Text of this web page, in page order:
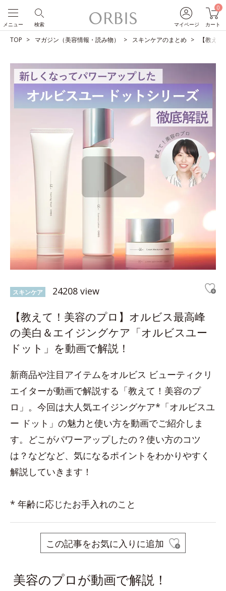
マイページ
0
カート
検索
メニュー
TOP マガジン（美容情報・読み物） スキンケアのまとめ 【教え
スキンケア 24208 view
【教えて！美容のプロ】オルビス最高峰
の美白＆エイジングケア「オルビスユー
ドット」を動画で解説！
新商品や注目アイテムをオルビス ビューティクリ
エイターが動画で解説する「教えて！美容のプ
ロ」。今回は大人気エイジングケア*「オルビスユ
ー ドット」の魅力と使い方を動画でご紹介しま
す。どこがパワーアップしたの？使い方のコツ
は？などなど、気になるポイントをわかりやすく
解説していきます！
* 年齢に応じたお手入れのこと
この記事をお気に入りに追加
美容のプロが動画で解説！